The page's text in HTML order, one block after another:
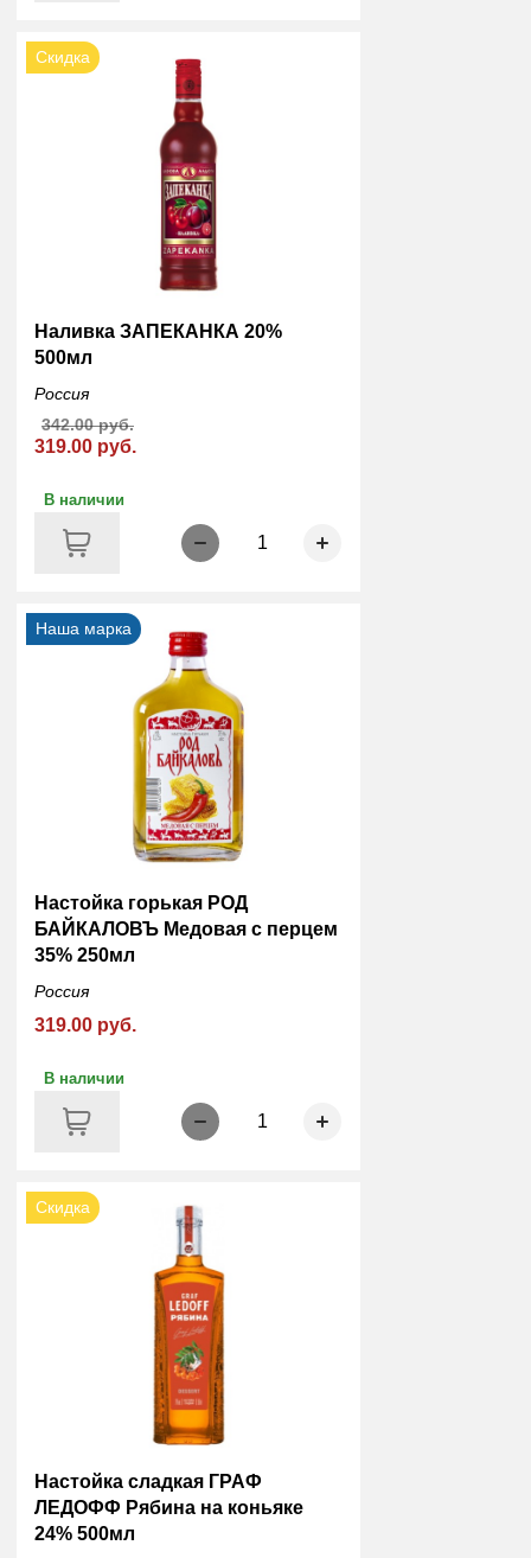
Скидка
Наливка ЗАПЕКАНКА 20%
500мл
Россия
319.00 руб.
342.00 руб.
В наличии
1
Наша марка
Настойка горькая РОД
БАЙКАЛОВЪ Медовая с перцем
35% 250мл
Россия
319.00 руб.
В наличии
1
Скидка
Настойка сладкая ГРАФ
ЛЕДОФФ Рябина на коньяке
24% 500мл